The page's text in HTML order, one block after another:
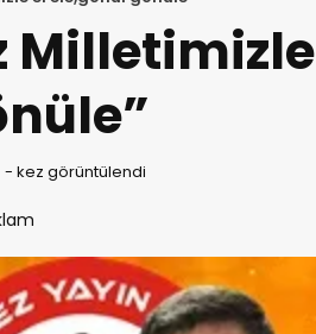
Milletimizle
- kez görüntülendi